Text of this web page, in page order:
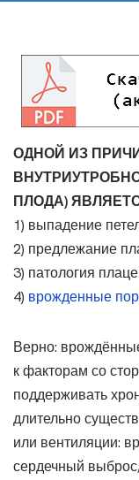
ОДНОЙ ИЗ
ПЛОДА)
1) выпадение
2) предлежание
3) патология
4) врожденные
Верно:
к факторам со
поддерживать
длительно
или вентиляции:
сердечный